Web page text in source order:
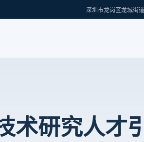
深圳市龙岗区龙城街
术研究人才